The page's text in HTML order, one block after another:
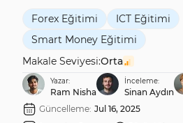
Forex Eğitimi
ICT Eğitimi
Smart Money Eğitimi
Makale Seviyesi:Orta
Yazar:
Ram Nisha
İnceleme:
Sinan Aydın
Güncelleme: Jul 16, 2025